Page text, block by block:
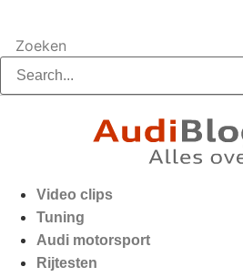
Zoeken
Video clips
Tuning
Audi motorsport
Rijtesten